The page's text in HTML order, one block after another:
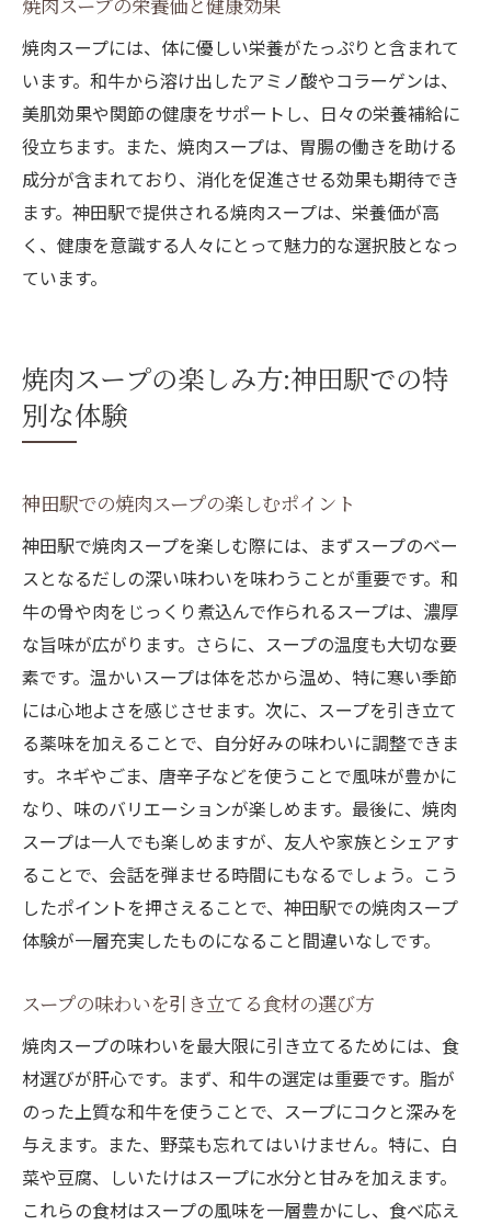
焼肉スープの香りがもたらす幸福感
贅沢なスープが旅の思い出を彩る
焼肉スープには、体に優しい栄養がたっぷりと含まれて
います。和牛から溶け出したアミノ酸やコラーゲンは、
美肌効果や関節の健康をサポートし、日々の栄養補給に
役立ちます。また、焼肉スープは、胃腸の働きを助ける
成分が含まれており、消化を促進させる効果も期待でき
ます。神田駅で提供される焼肉スープは、栄養価が高
く、健康を意識する人々にとって魅力的な選択肢となっ
ています。
焼肉スープの楽しみ方:神田駅での特
別な体験
神田駅での焼肉スープの楽しむポイント
神田駅で焼肉スープを楽しむ際には、まずスープのベー
スとなるだしの深い味わいを味わうことが重要です。和
牛の骨や肉をじっくり煮込んで作られるスープは、濃厚
な旨味が広がります。さらに、スープの温度も大切な要
素です。温かいスープは体を芯から温め、特に寒い季節
には心地よさを感じさせます。次に、スープを引き立て
る薬味を加えることで、自分好みの味わいに調整できま
す。ネギやごま、唐辛子などを使うことで風味が豊かに
なり、味のバリエーションが楽しめます。最後に、焼肉
スープは一人でも楽しめますが、友人や家族とシェアす
ることで、会話を弾ませる時間にもなるでしょう。こう
したポイントを押さえることで、神田駅での焼肉スープ
体験が一層充実したものになること間違いなしです。
スープの味わいを引き立てる食材の選び方
焼肉スープの味わいを最大限に引き立てるためには、食
材選びが肝心です。まず、和牛の選定は重要です。脂が
のった上質な和牛を使うことで、スープにコクと深みを
与えます。また、野菜も忘れてはいけません。特に、白
菜や豆腐、しいたけはスープに水分と甘みを加えます。
これらの食材はスープの風味を一層豊かにし、食べ応え